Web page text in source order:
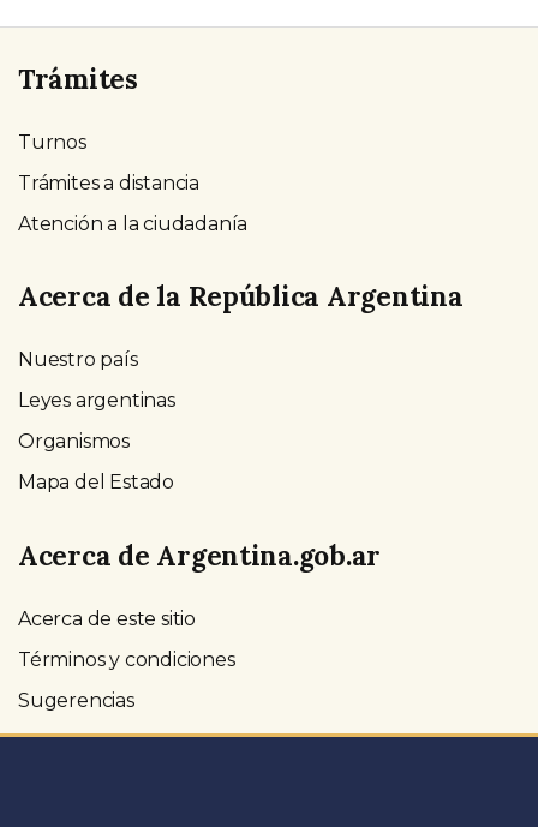
Trámites
Turnos
Trámites a distancia
Atención a la ciudadanía
Acerca de la República Argentina
Nuestro país
Leyes argentinas
Organismos
Mapa del Estado
Acerca de Argentina.gob.ar
Acerca de este sitio
Términos y condiciones
Sugerencias